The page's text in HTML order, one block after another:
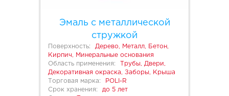
Эмаль с металлической
стружкой
Поверхность:
Дерево, Металл, Бетон,
Кирпич, Минеральные основания
Область применения:
Трубы, Двери,
Декоративная окраска, Заборы, Крыша
Торговая марка:
POLI-R
Срок хранения:
до 5 лет